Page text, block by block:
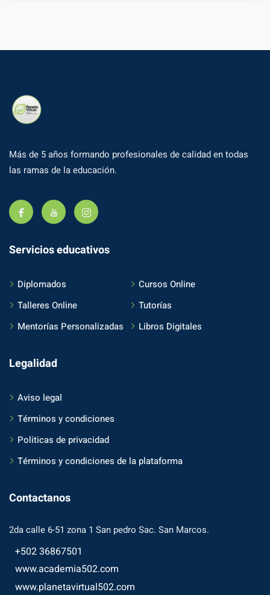
Más de 5 años formando profesionales de calidad en todas
las ramas de la educación.
Servicios educativos
Diplomados
Cursos Online
Talleres Online
Tutorías
Mentorías Personalizadas
Libros Digitales
Legalidad
Aviso legal
Términos y condiciones
Politicas de privacidad
Términos y condiciones de la plataforma
Contactanos
2da calle 6-51 zona 1 San pedro Sac. San Marcos.
+502 36867501
www.academia502.com
www.planetavirtual502.com